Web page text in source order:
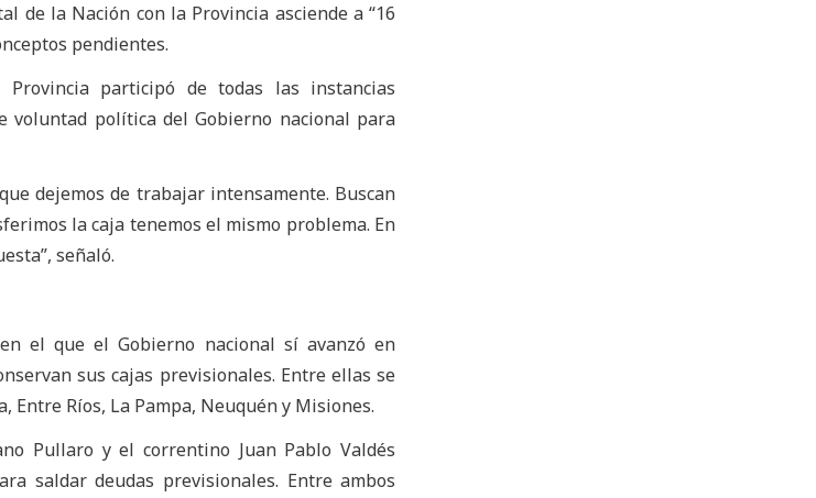
de la Nación con la Provincia asciende a “16
pendientes.
participó de todas las instancias
voluntad política del Gobierno nacional para
dejemos de trabajar intensamente. Buscan
la caja tenemos el mismo problema. En
señaló.
el que el Gobierno nacional sí avanzó en
sus cajas previsionales. Entre ellas se
Entre Ríos, La Pampa, Neuquén y Misiones.
Pullaro y el correntino Juan Pablo Valdés
saldar deudas previsionales. Entre ambos